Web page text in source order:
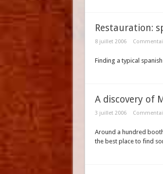
Restauration:
8 juillet 2006
Finding a typical
A discovery of
3 juillet 2006
Around a hundred
the best place to find